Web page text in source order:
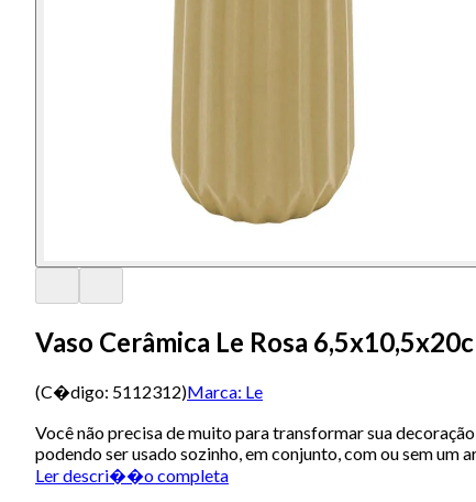
Vaso Cerâmica Le Rosa
(C�digo: 5112312)Marca: Le
Você não precisa de muito para transformar sua
podendo ser usado sozinho, em conjunto, com ou sem um
Ler descri��o completa